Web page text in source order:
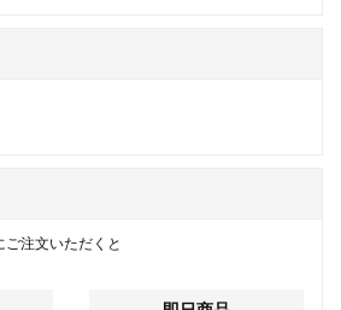
ご注文いただくと